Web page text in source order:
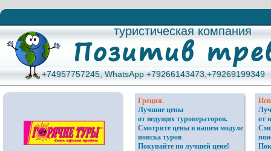
туристическая компания
туристическая компания
+74957757245, WhatsApp +79266143473,+79269199349
+74957757245, WhatsApp +79266143473,+79269199349
Греция.
Лучшие цены
от ведущих туроператоров.
Смотрите цены в нашем модуле
поиска туров
Покупайте по лучшей цене!
от